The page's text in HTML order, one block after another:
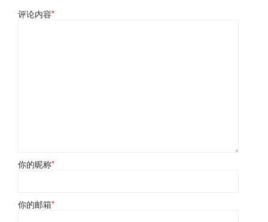
评论内容*
你的昵称*
你的邮箱*